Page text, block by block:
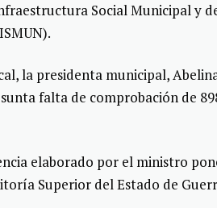
Social Municipal y
la presidenta municipal,
falta de comprobación de
elaborado por el ministro
Superior del Estado de